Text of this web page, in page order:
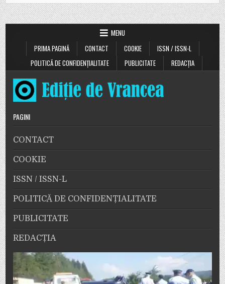
MENU
PRIMA PAGINĂ
CONTACT COOKIE
ISSN / ISSN-L
POLITICĂ DE CONFIDENȚIALITATE
PUBLICITATE REDACȚIA
PAGINI
CONTACT
COOKIE
ISSN / ISSN-L
POLITICĂ DE CONFIDENȚIALITATE
PUBLICITATE
REDACȚIA